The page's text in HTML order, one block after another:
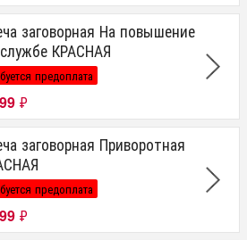
заговорная На повышение
КРАСНАЯ
предоплата
₽
заговорная Приворотная
предоплата
₽